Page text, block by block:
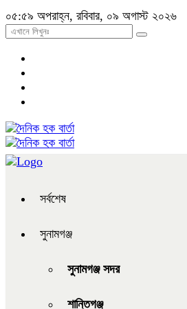
০৫:৫৯ অপরাহ্ন, রবিবার, ০৯ অগাস্ট ২০২৬
সর্বশেষ
সুনামগঞ্জ
সুনামগঞ্জ সদর
শান্তিগঞ্জ